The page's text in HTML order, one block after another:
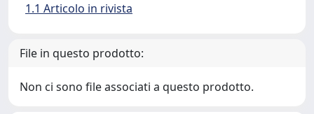
1.1 Articolo in rivista
File in questo prodotto:
Non ci sono file associati a questo prodotto.